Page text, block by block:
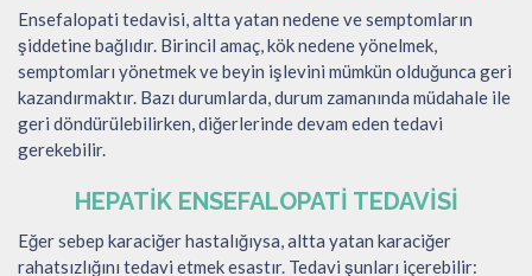
Ensefalopati tedavisi, altta yatan nedene ve semptomların
şiddetine bağlıdır. Birincil amaç, kök nedene yönelmek,
semptomları yönetmek ve beyin işlevini mümkün olduğunca geri
kazandırmaktır. Bazı durumlarda, durum zamanında müdahale ile
geri döndürülebilirken, diğerlerinde devam eden tedavi
gerekebilir.
HEPATIK ENSEFALOPATI TEDAVISI
Eğer sebep karaciğer hastalığıysa, altta yatan karaciğer
rahatsızlığını tedavi etmek esastır. Tedavi şunları içerebilir: